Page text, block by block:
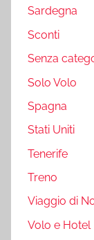
Sardegna
Sconti
Senza
Solo Volo
Spagna
Stati Uniti
Tenerife
Treno
Viaggio di
Volo e Hotel